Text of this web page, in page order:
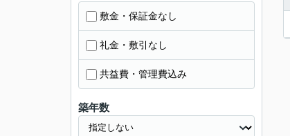
敷金・保証金なし
礼金・敷引なし
共益費・管理費込み
築年数